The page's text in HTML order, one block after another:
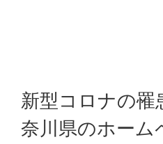
新型コロナの罹
奈川県のホーム